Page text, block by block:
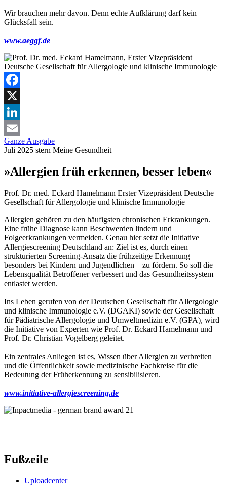
Wir brauchen mehr davon. Denn echte Aufklärung darf kein
Glücksfall sein.
www.aeggf.de
Facebook
X
LinkedIn
Email
Ganze Ausgabe
Juli 2025 stern Meine Gesundheit
»Allergien früh erkennen, besser leben«
Prof. Dr. med. Eckard Hamelmann Erster Vizepräsident Deutsche
Gesellschaft für Allergologie und klinische Immunologie
Allergien gehören zu den häufigsten chronischen Erkrankungen.
Eine frühe Diagnose kann Beschwerden lindern und
Folgeerkrankungen vermeiden. Genau hier setzt die Initiative
Allergiescreening Deutschland an: Ziel ist es, durch einen
strukturierten Screening-Ansatz die frühzeitige Erkennung –
besonders bei Kindern und Jugendlichen – zu fördern. So soll die
Lebensqualität Betroffener verbessert und das Gesundheitssystem
entlastet werden.
Ins Leben gerufen von der Deutschen Gesellschaft für Allergologie
und klinische Immunologie e.V. (DGAKI) sowie der Gesellschaft
für Pädiatrische Allergologie und Umweltmedizin e.V. (GPA), wird
die Initiative von Experten wie Prof. Dr. Eckard Hamelmann und
Prof. Dr. Christian Vogelberg geleitet.
Ein zentrales Anliegen ist es, Wissen über Allergien zu verbreiten
und die Öffentlichkeit sowie medizinische Fachkreise für die
Bedeutung der Früherkennung zu sensibilisieren.
www.initiative-allergiescreening.de
Fußzeile
Uploadcenter